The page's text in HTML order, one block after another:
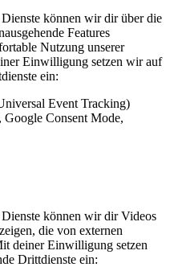
können wir dir über die
Features
Nutzung unserer
Einwilligung setzen wir auf
ein:
Event Tracking)
Consent Mode,
können wir dir Videos
die von externen
deiner Einwilligung setzen
Drittdienste ein: